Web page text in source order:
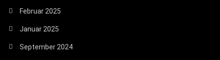
Februar 2025
Januar 2025
September 2024